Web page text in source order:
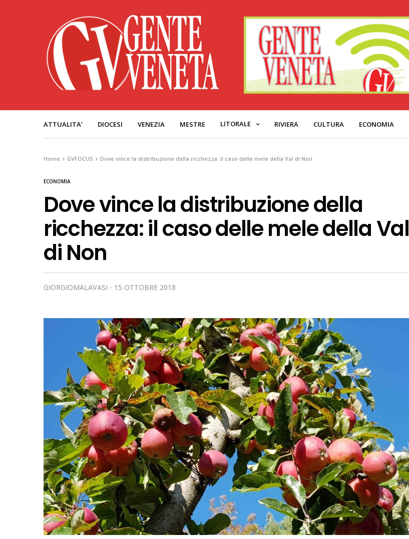
ATTUALITA’ DIOCESI VENEZIA MESTRE LITORALE RIVIERA CULTURA ECONOMIA
Home GVFOCUS Dove vince la distribuzione della ricchezza: il caso delle mele della Val di Non
ECONOMIA
Dove vince la distribuzione della
ricchezza: il caso delle mele della Val
di Non
GIORGIOMALAVASI 15 OTTOBRE 2018